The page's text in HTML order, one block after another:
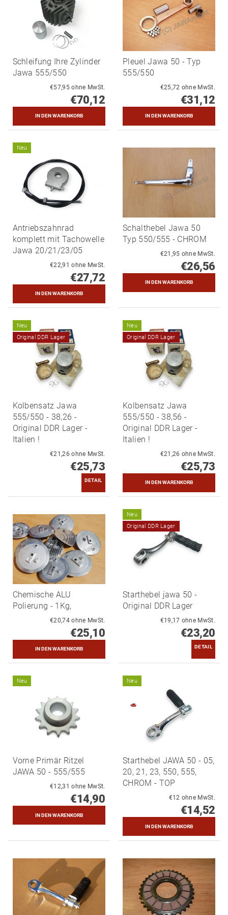
Schleifung Ihre Zylinder
Jawa 555/550
€57,95 ohne MwSt.
€70,12
Pleuel Jawa 50 - Typ
555/550
€25,72 ohne MwSt.
€31,12
Neu
Antriebszahnrad
komplett mit Tachowelle
Jawa 20/21/23/05
€22,91 ohne MwSt.
€27,72
Schalthebel Jawa 50
Typ 550/555 - CHROM
€21,95 ohne MwSt.
€26,56
Neu
Original DDR Lager
Kolbensatz Jawa
555/550 - 38,26 -
Original DDR Lager -
Italien !
€21,26 ohne MwSt.
€25,73
DETAIL
Neu
Original DDR Lager
Kolbensatz Jawa
555/550 - 38,56 -
Original DDR Lager -
Italien !
€21,26 ohne MwSt.
€25,73
Chemische ALU
Polierung - 1Kg,
€20,74 ohne MwSt.
€25,10
Neu
Original DDR Lager
Starthebel jawa 50 -
Original DDR Lager
€19,17 ohne MwSt.
€23,20
DETAIL
Neu
Vorne Primär Ritzel
JAWA 50 - 555/555
€12,31 ohne MwSt.
€14,90
Neu
Starthebel JAWA 50 - 05,
20, 21, 23, 550, 555,
CHROM - TOP
€12 ohne MwSt.
€14,52